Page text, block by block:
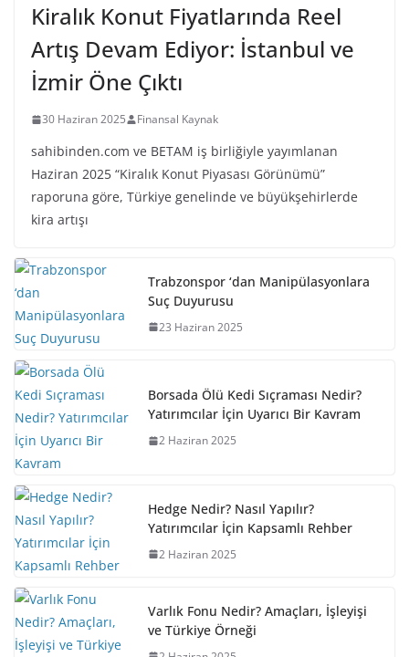
Kiralık Konut Fiyatlarında Reel
Artış Devam Ediyor: İstanbul ve
İzmir Öne Çıktı
30 Haziran 2025 Finansal Kaynak
sahibinden.com ve BETAM iş birliğiyle yayımlanan
Haziran 2025 “Kiralık Konut Piyasası Görünümü”
raporuna göre, Türkiye genelinde ve büyükşehirlerde
kira artışı
Trabzonspor ‘dan Manipülasyonlara
Suç Duyurusu
23 Haziran 2025
Borsada Ölü Kedi Sıçraması Nedir?
Yatırımcılar İçin Uyarıcı Bir Kavram
2 Haziran 2025
Hedge Nedir? Nasıl Yapılır?
Yatırımcılar İçin Kapsamlı Rehber
2 Haziran 2025
Varlık Fonu Nedir? Amaçları, İşleyişi
ve Türkiye Örneği